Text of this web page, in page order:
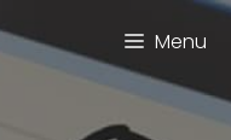
Menu